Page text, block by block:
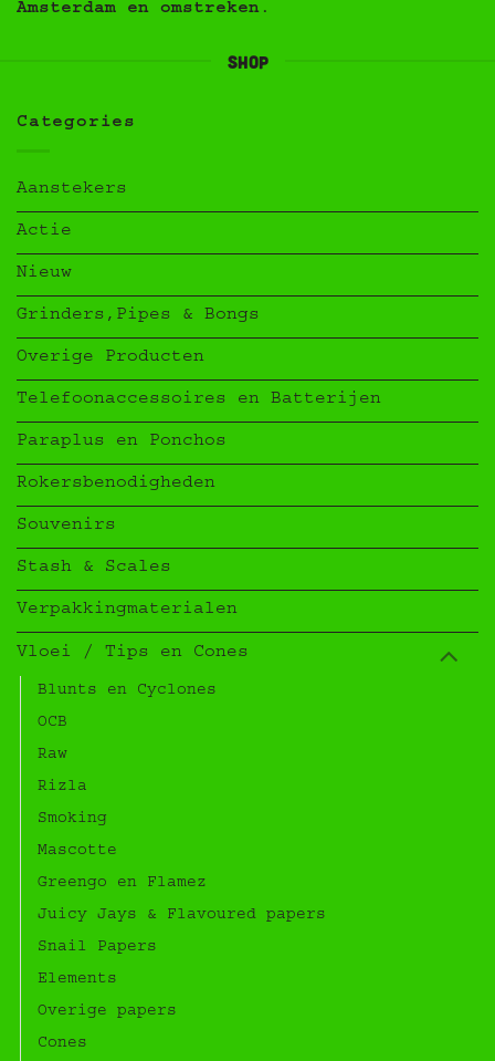
Amsterdam en omstreken .
Shop
Categories
Aanstekers
Actie
Nieuw
Grinders,Pipes & Bongs
Overige Producten
Telefoonaccessoires en Batterijen
Paraplus en Ponchos
Rokersbenodigheden
Souvenirs
Stash & Scales
Verpakkingmaterialen
Vloei / Tips en Cones
Blunts en Cyclones
OCB
Raw
Rizla
Smoking
Mascotte
Greengo en Flamez
Juicy Jays & Flavoured papers
Snail Papers
Elements
Overige papers
Cones